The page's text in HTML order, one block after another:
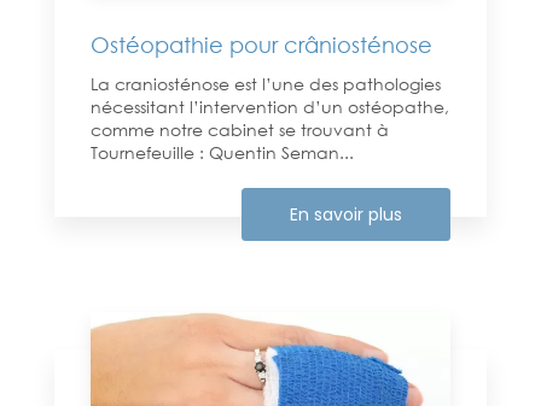
Ostéopathie pour crâniosténose
La craniosténose est l’une des pathologies
nécessitant l’intervention d’un ostéopathe,
comme notre cabinet se trouvant à
Tournefeuille : Quentin Seman...
En savoir plus